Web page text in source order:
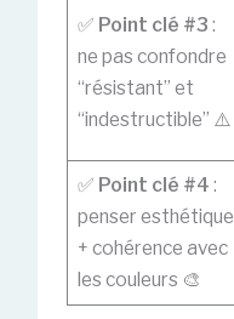
✅ Point clé #3 :
ne pas confondre
“résistant” et
“indestructible” ⚠️
✅ Point clé #4 :
penser esthétique
+ cohérence avec
les couleurs 🎨